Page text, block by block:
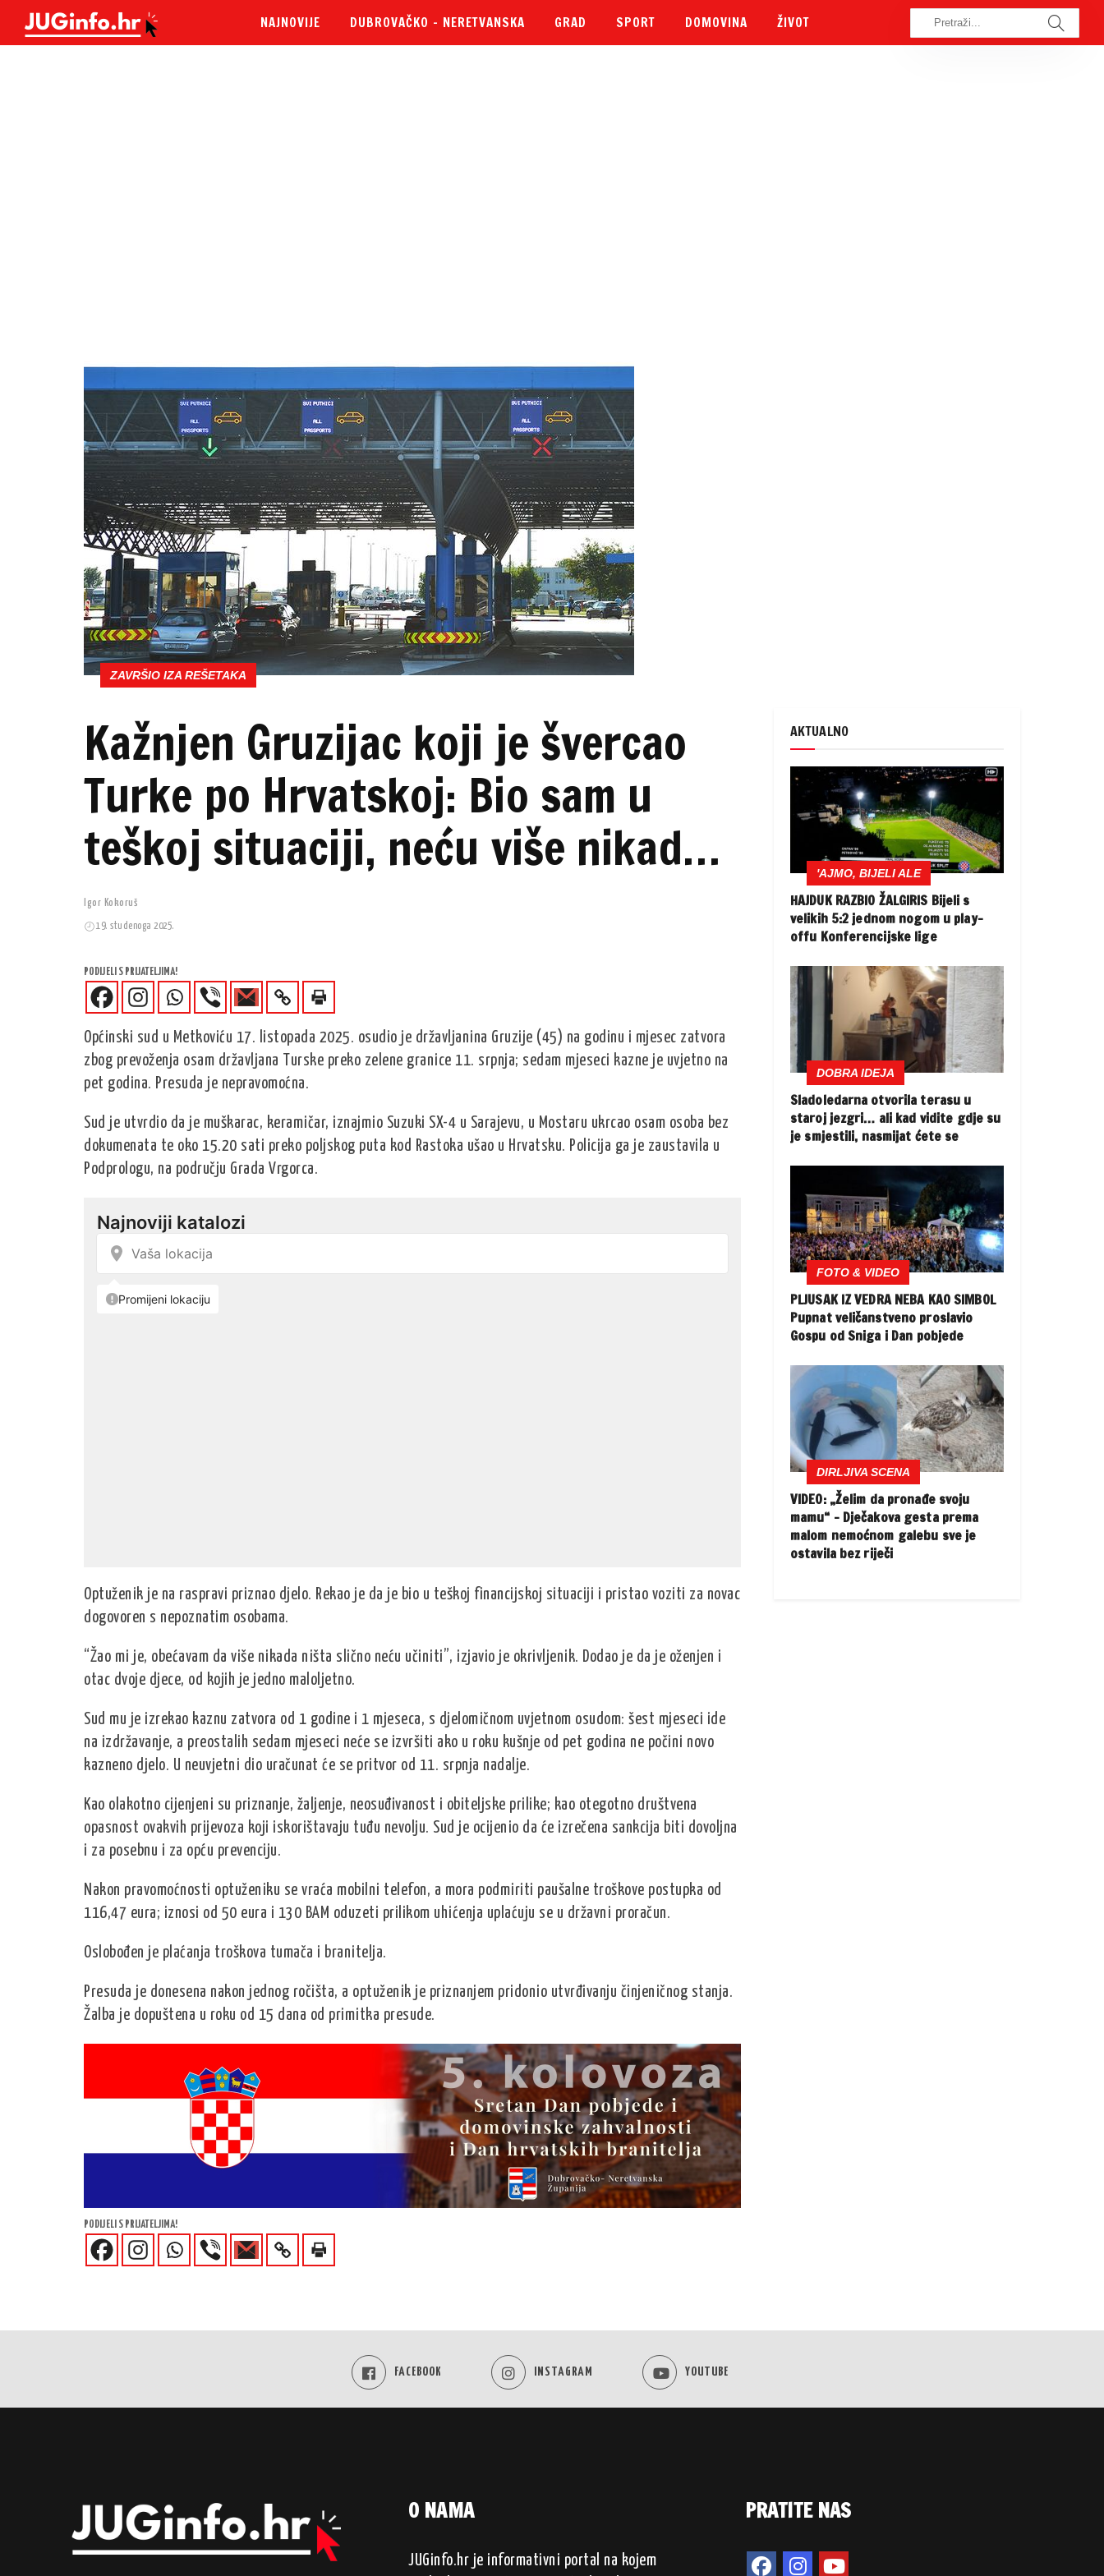
NAJNOVIJE DUBROVAČKO – NERETVANSKA GRAD SPORT DOMOVINA ŽIVOT
ZAVRŠIO IZA REŠETAKA
Kažnjen Gruzijac koji je švercao
Turke po Hrvatskoj: Bio sam u
teškoj situaciji, neću više nikad…
Igor Kokoruš
19. studenoga 2025.
PODIJELI S PRIJATELJIMA!
Općinski sud u Metkoviću 17. listopada 2025. osudio je državljanina Gruzije (45) na godinu i mjesec zatvora
zbog prevoženja osam državljana Turske preko zelene granice 11. srpnja; sedam mjeseci kazne je uvjetno na
pet godina. Presuda je nepravomoćna.
Sud je utvrdio da je muškarac, keramičar, iznajmio Suzuki SX-4 u Sarajevu, u Mostaru ukrcao osam osoba bez
dokumenata te oko 15.20 sati preko poljskog puta kod Rastoka ušao u Hrvatsku. Policija ga je zaustavila u
Podprologu, na području Grada Vrgorca.
Optuženik je na raspravi priznao djelo. Rekao je da je bio u teškoj financijskoj situaciji i pristao voziti za novac
dogovoren s nepoznatim osobama.
“Žao mi je, obećavam da više nikada ništa slično neću učiniti”, izjavio je okrivljenik. Dodao je da je oženjen i
otac dvoje djece, od kojih je jedno maloljetno.
Sud mu je izrekao kaznu zatvora od 1 godine i 1 mjeseca, s djelomičnom uvjetnom osudom: šest mjeseci ide
na izdržavanje, a preostalih sedam mjeseci neće se izvršiti ako u roku kušnje od pet godina ne počini novo
kazneno djelo. U neuvjetni dio uračunat će se pritvor od 11. srpnja nadalje.
Kao olakotno cijenjeni su priznanje, žaljenje, neosuđivanost i obiteljske prilike; kao otegotno društvena
opasnost ovakvih prijevoza koji iskorištavaju tuđu nevolju. Sud je ocijenio da će izrečena sankcija biti dovoljna
i za posebnu i za opću prevenciju.
Nakon pravomoćnosti optuženiku se vraća mobilni telefon, a mora podmiriti paušalne troškove postupka od
116,47 eura; iznosi od 50 eura i 130 BAM oduzeti prilikom uhićenja uplaćuju se u državni proračun.
Oslobođen je plaćanja troškova tumača i branitelja.
Presuda je donesena nakon jednog ročišta, a optuženik je priznanjem pridonio utvrđivanju činjeničnog stanja.
Žalba je dopuštena u roku od 15 dana od primitka presude.
PODIJELI S PRIJATELJIMA!
AKTUALNO
'AJMO, BIJELI ALE
HAJDUK RAZBIO ŽALGIRIS Bijeli s
velikih 5:2 jednom nogom u play-
offu Konferencijske lige
DOBRA IDEJA
Sladoledarna otvorila terasu u
staroj jezgri… ali kad vidite gdje su
je smjestili, nasmijat ćete se
FOTO & VIDEO
PLJUSAK IZ VEDRA NEBA KAO SIMBOL
Pupnat veličanstveno proslavio
Gospu od Sniga i Dan pobjede
DIRLJIVA SCENA
VIDEO: „Želim da pronađe svoju
mamu“ – Dječakova gesta prema
malom nemoćnom galebu sve je
ostavila bez riječi
FACEBOOK INSTAGRAM YOUTUBE
O NAMA
JUGinfo.hr je informativni portal na kojem
PRATITE NAS